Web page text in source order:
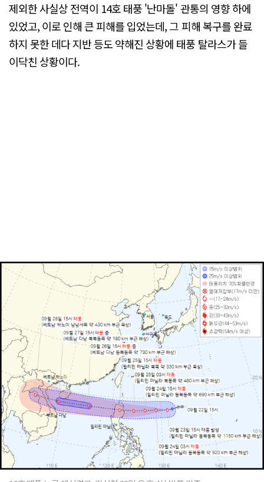
제외한 사실상 전역이 14호 태풍 '난마돌' 관통의 영향 하에
있었고, 이로 인해 큰 피해를 입었는데, 그 피해 복구를 완료
하지 못한 데다 지반 등도 약해진 상황에 태풍 탈라스가 들
이닥친 상황이다.